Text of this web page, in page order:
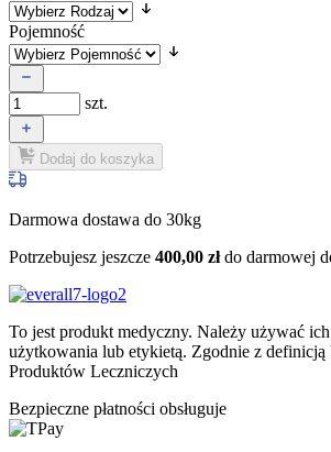
Pojemność
szt.
Dodaj do koszyka
Darmowa dostawa do 30kg
Potrzebujesz jeszcze 400,00 złdo darmowej
To jest produkt medyczny. Należy używać
użytkowania lub etykietą. Zgodnie z definicją
Produktów Leczniczych
Bezpieczne płatności obsługuje